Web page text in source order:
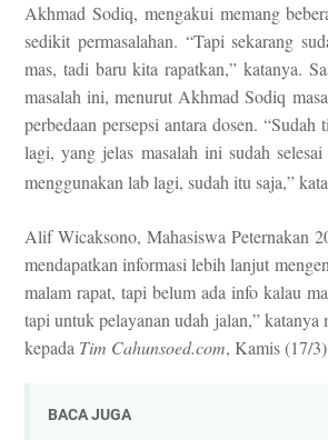
Akhmad Sodiq, mengakui memang
sedikit permasalahan. “Tapi sekarang
mas, tadi baru kita rapatkan,” katanya.
masalah ini, menurut Akhmad Sodiq
perbedaan persepsi antara dosen.
lagi, yang jelas masalah ini sudah
menggunakan lab lagi, sudah itu saja,”
Alif Wicaksono, Mahasiswa Peternakan
mendapatkan informasi lebih lanjut
malam rapat, tapi belum ada info kalau
tapi untuk pelayanan udah jalan,” katanya
kepada Tim Cahunsoed.com, Kamis (17/
BACA JUGA